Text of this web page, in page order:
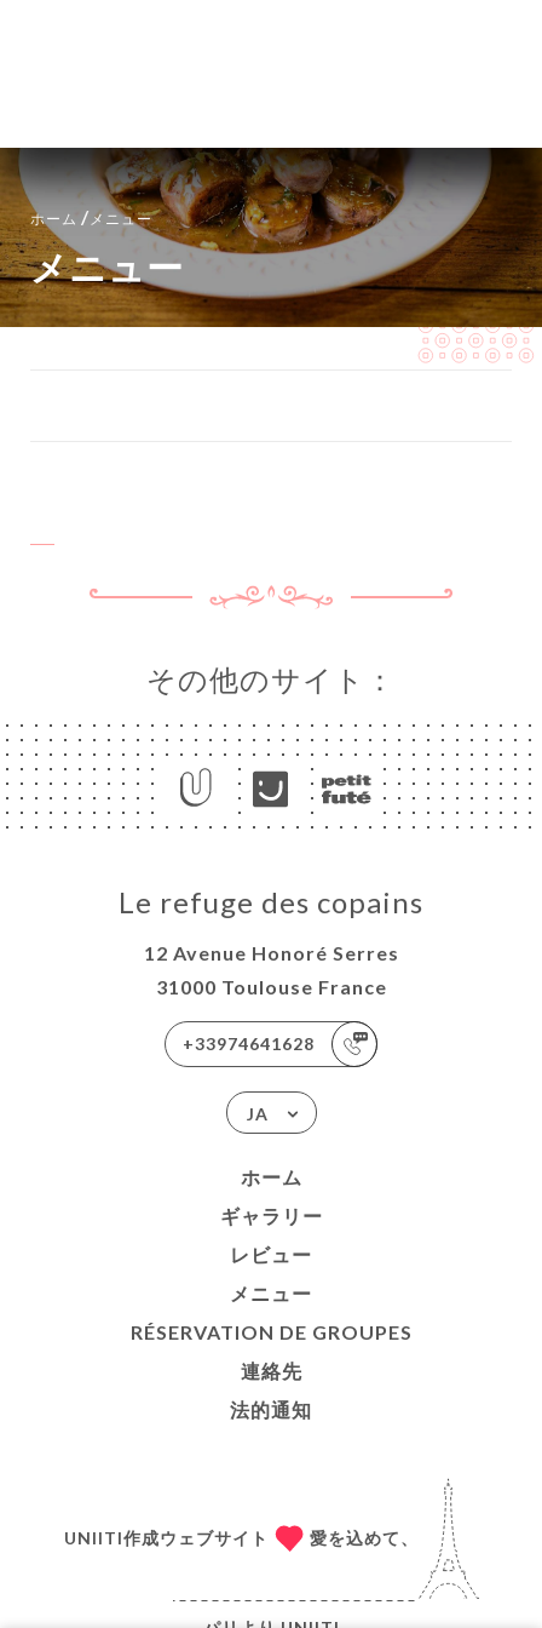
リー
ー
ホーム / メニュー
メニュー
その他のサイト：
Le refuge des copains
12 Avenue Honoré Serres
31000 Toulouse France
+33974641628
JA
ホーム
ギャラリー
レビュー
メニュー
RÉSERVATION DE GROUPES
連絡先
法的通知
UNIITI作成ウェブサイト 愛を込めて、